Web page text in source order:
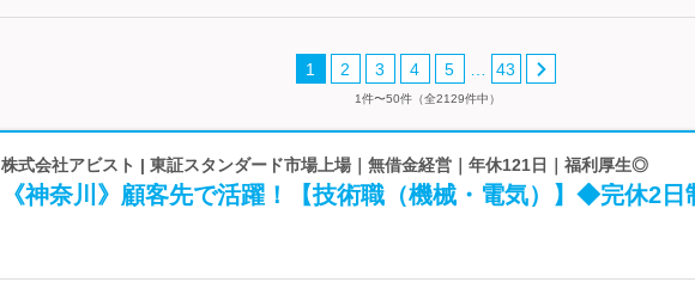
1 2 3 4 5 43
1件〜50件（全2129件中）
株式会社アビスト | 東証スタンダード市場上場｜無借金経営｜年休121日｜福利厚生◎
《神奈川》顧客先で活躍！【技術職（機械・電気）】◆完休2日